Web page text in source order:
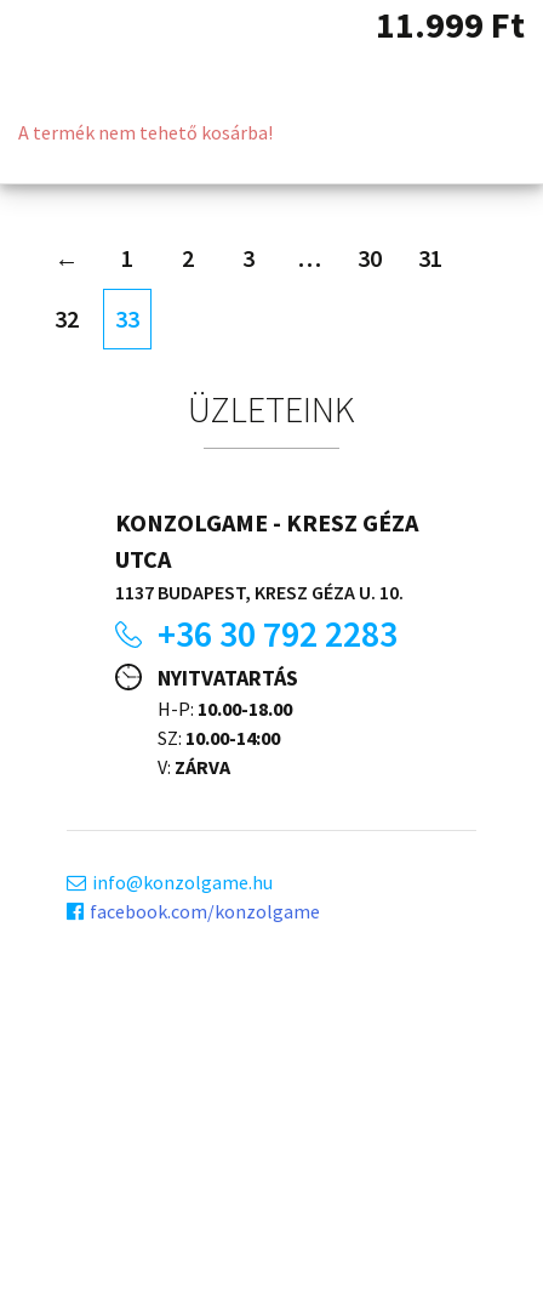
11.999 Ft
A termék nem tehető kosárba!
← 1 2 3 … 30
31
32
33
ÜZLETEINK
KONZOLGAME - KRESZ GÉZA
UTCA
1137 BUDAPEST, KRESZ GÉZA U. 10.
+36 30 792 2283
NYITVATARTÁS
H-P: 10.00-18.00
SZ: 10.00-14:00
V: ZÁRVA
info
konzolgame.hu
facebook.com/konzolgame